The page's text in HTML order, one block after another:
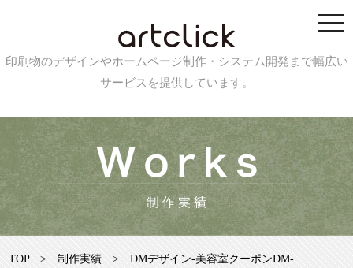
印刷物のデザインやホームページ制作・システム開発まで幅広い
サービスを提供しています。
TOP > 制作実績 > DMデザイン-美容室クーポンDM-